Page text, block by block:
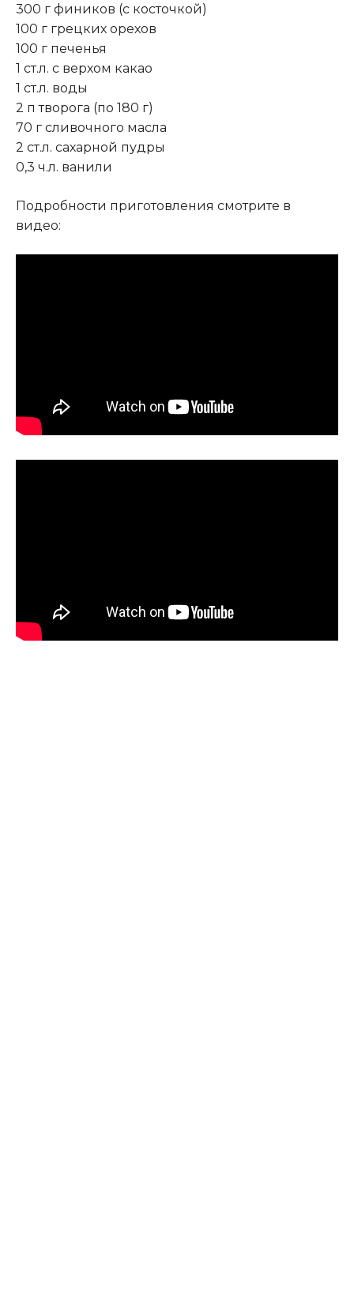
300 г фиников (с косточкой)
100 г грецких орехов
100 г печенья
1 ст.л. с верхом какао
1 ст.л. воды
2 п творога (по 180 г)
70 г сливочного масла
2 ст.л. сахарной пудры
0,3 ч.л. ванили
Подробности приготовления смотрите в
видео: